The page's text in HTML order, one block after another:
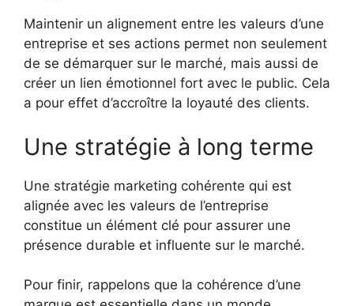
Maintenir un alignement entre les valeurs d’une
entreprise et ses actions permet non seulement
de se démarquer sur le marché, mais aussi de
créer un lien émotionnel fort avec le public. Cela
a pour effet d’accroître la loyauté des clients.
Une stratégie à long terme
Une stratégie marketing cohérente qui est
alignée avec les valeurs de l’entreprise
constitue un élément clé pour assurer une
présence durable et influente sur le marché.
Pour finir, rappelons que la cohérence d’une